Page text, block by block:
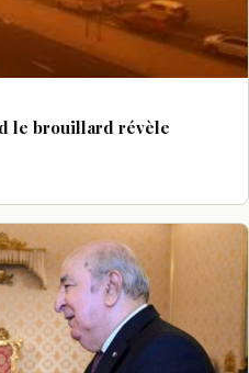
le brouillard révèle